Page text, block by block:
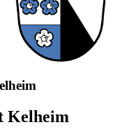
Kelheim